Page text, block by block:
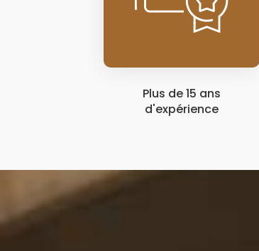
Plus de 15 ans
d'expérience